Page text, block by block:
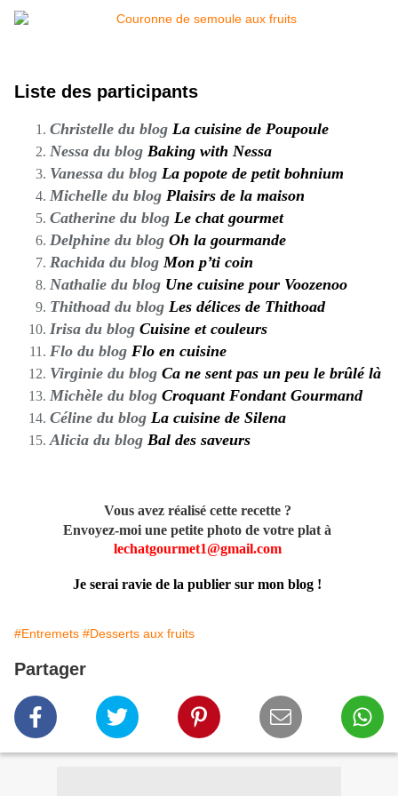
Liste des participants
Christelle du blog La cuisine de Poupoule
Nessa du blog Baking with Nessa
Vanessa du blog La popote de petit bohnium
Michelle du blog Plaisirs de la maison
Catherine du blog Le chat gourmet
Delphine du blog Oh la gourmande
Rachida du blog Mon p’ti coin
Nathalie du blog Une cuisine pour Voozenoo
Thithoad du blog Les délices de Thithoad
Irisa du blog Cuisine et couleurs
Flo du blog Flo en cuisine
Virginie du blog Ca ne sent pas un peu le brûlé là
Michèle du blog Croquant Fondant Gourmand
Céline du blog La cuisine de Silena
Alicia du blog Bal des saveurs
Vous avez réalisé cette recette ?
Envoyez-moi une petite photo de votre plat à
lechatgourmet1@gmail.com
Je serai ravie de la publier sur mon blog !
#Entremets #Desserts aux fruits
Partager